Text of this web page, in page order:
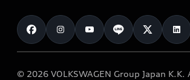
カタログ一覧
車検 / 定期点検
e-tronアフターサポート
クオリティ
保証
メンテナンス
お知らせ
オーナー様向けキャンペーン
© 2026 VOLKSWAGEN Group Japan